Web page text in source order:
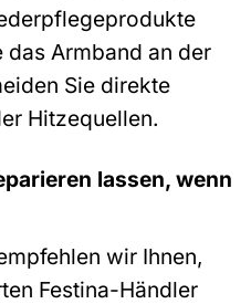
das Armband an der
Sie direkte
Hitzequellen.
lassen, wenn
wir Ihnen,
Festina-Händler